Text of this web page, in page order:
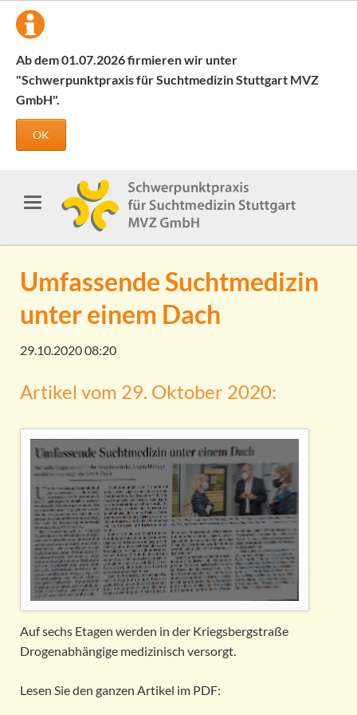
Ab dem 01.07.2026 firmieren wir unter
"Schwerpunktpraxis für Suchtmedizin Stuttgart MVZ
GmbH".
OK
Umfassende Suchtmedizin
unter einem Dach
29.10.2020 08:20
Artikel vom 29. Oktober 2020:
Auf sechs Etagen werden in der Kriegsbergstraße
Drogenabhängige medizinisch versorgt.
Lesen Sie den ganzen Artikel im PDF: